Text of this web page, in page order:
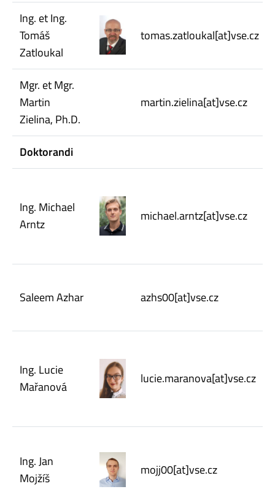
Ing. et Ing.
Tomáš
Zatloukal
tomas.zatloukal[at]vse.cz
Mgr. et Mgr.
Martin
Zielina, Ph.D.
martin.zielina[at]vse.cz
Doktorandi
Ing. Michael
Arntz
michael.arntz[at]vse.cz
Saleem Azhar azhs00[at]vse.cz
Ing. Lucie
Mařanová
lucie.maranova[at]vse.cz
Ing. Jan
Mojžíš
mojj00[at]vse.cz